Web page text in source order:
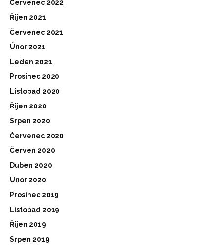
Červenec 2022
Říjen 2021
Červenec 2021
Únor 2021
Leden 2021
Prosinec 2020
Listopad 2020
Říjen 2020
Srpen 2020
Červenec 2020
Červen 2020
Duben 2020
Únor 2020
Prosinec 2019
Listopad 2019
Říjen 2019
Srpen 2019